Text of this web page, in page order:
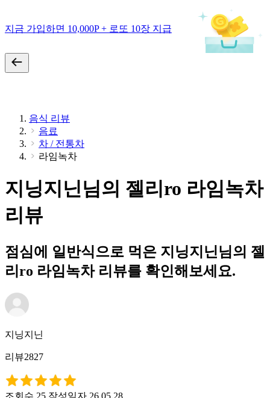
지금 가입하면 10,000P + 로또 10장 지급
음식 리뷰
음료
차 / 전통차
라임녹차
지닝지닌님의 젤리ro 라임녹차
리뷰
점심에 일반식으로 먹은 지닝지닌님의 젤
리ro 라임녹차 리뷰를 확인해보세요.
지닝지닌
리뷰2827
조회수 25 작성일자 26.05.28